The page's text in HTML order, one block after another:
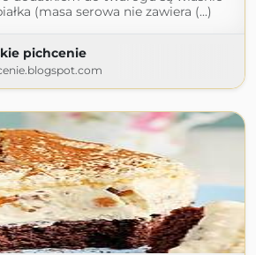
(masa serowa nie zawiera (...)
pichcenie